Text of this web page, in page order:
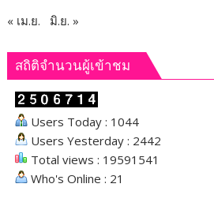
« เม.ย. มิ.ย. »
สถิติจำนวนผู้เข้าชม
Users Today : 1044
Users Yesterday : 2442
Total views : 19591541
Who's Online : 21